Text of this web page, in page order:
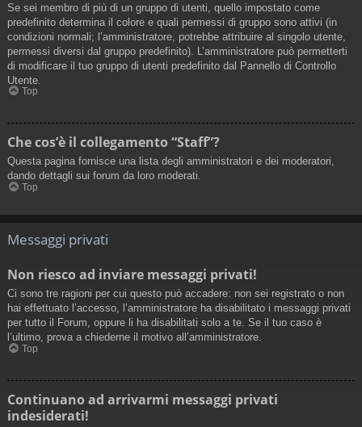
Se sei membro di più di un gruppo di utenti, quello impostato come
predefinito determina il colore e quali permessi di gruppo sono attivi (in
condizioni normali; l’amministratore, potrebbe attribuire al singolo utente,
permessi diversi dal gruppo predefinito). L’amministratore può permetterti
di modificare il tuo gruppo di utenti predefinito dal Pannello di Controllo
Utente.
Top
Che cos’è il collegamento “Staff”?
Questa pagina fornisce una lista degli amministratori e dei moderatori,
dando dettagli sui forum da loro moderati.
Top
Messaggi privati
Non riesco ad inviare messaggi privati!
Ci sono tre ragioni per cui questo può accadere: non sei registrato o non
hai effettuato l’accesso, l’amministratore ha disabilitato i messaggi privati
per tutto il Forum, oppure li ha disabilitati solo a te. Se il tuo caso è
l’ultimo, prova a chiederne il motivo all’amministratore.
Top
Continuano ad arrivarmi messaggi privati
indesiderati!